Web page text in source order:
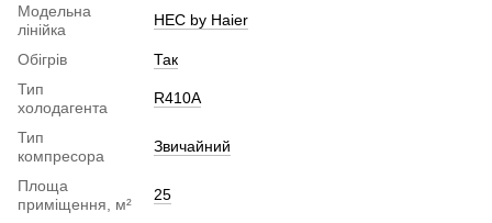
Модельна
лінійка
HEC by Haier
Обігрів
Так
Тип
холодагента
R410A
Тип
компресора
Звичайний
Площа
приміщення, м²
25